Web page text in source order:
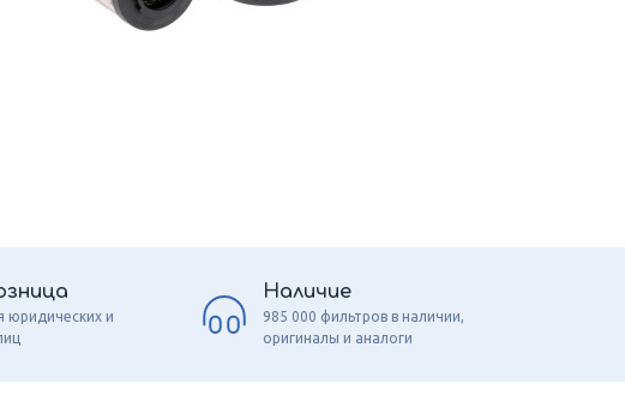
юридических и
Наличие
985 000 фильтров в наличии,
оригиналы и аналоги